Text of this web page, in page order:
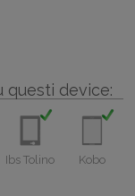
questi device:
Ibs Tolino Kobo